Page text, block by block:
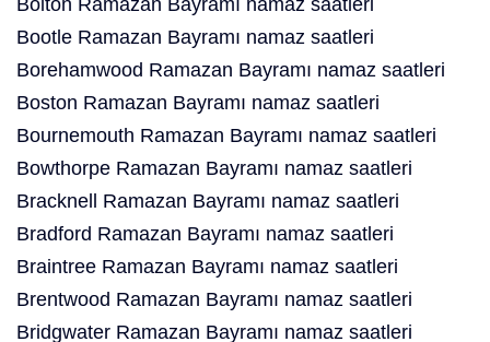
Bolton Ramazan Bayramı namaz saatleri
Bootle Ramazan Bayramı namaz saatleri
Borehamwood Ramazan Bayramı namaz saatleri
Boston Ramazan Bayramı namaz saatleri
Bournemouth Ramazan Bayramı namaz saatleri
Bowthorpe Ramazan Bayramı namaz saatleri
Bracknell Ramazan Bayramı namaz saatleri
Bradford Ramazan Bayramı namaz saatleri
Braintree Ramazan Bayramı namaz saatleri
Brentwood Ramazan Bayramı namaz saatleri
Bridgwater Ramazan Bayramı namaz saatleri